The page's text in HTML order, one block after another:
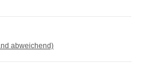
abweichend)